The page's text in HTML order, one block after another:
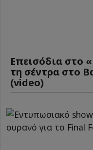
Επεισόδια στο
τη σέντρα στο
(video)